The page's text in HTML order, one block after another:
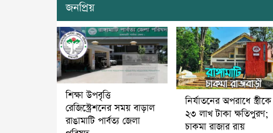
জনপ্রিয়
শিক্ষা উপবৃত্তি
রেজিস্ট্রেশনের সময় বাড়াল
রাঙামাটি পার্বত্য জেলা
নির্যাতনের অপরাধে স্ত্রীকে
২৩ লাখ টাকা ক্ষতিপুরণ;
চাকমা রাজার রায়